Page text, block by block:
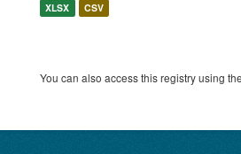
XLSX CSV
You can also access this registry using the